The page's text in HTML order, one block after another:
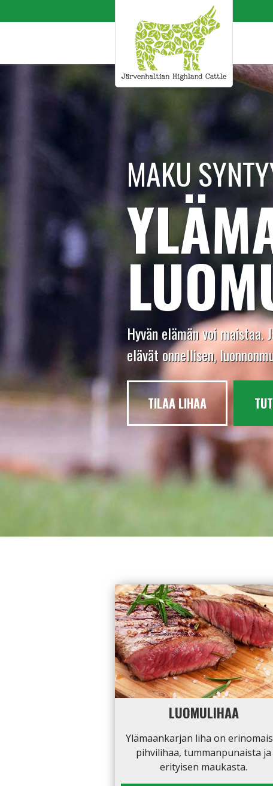
MAKU
Hyvän elämän voi
elävät onnellisen,
TILAA LIHAA
LUOMULIHAA
Ylämaankarjan liha on
pihvilihaa, tummanpunaista ja
erityisen maukasta.